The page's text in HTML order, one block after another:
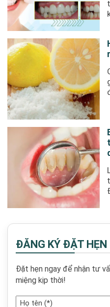
ĐĂNG KÝ ĐẶT HẸN
Đặt hẹn ngay để nhận tư
miệng kịp thời!